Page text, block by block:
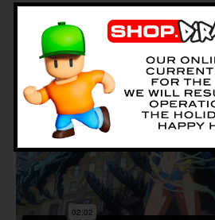
amet, consetetur sadipscing elitr
eirmod tempor invidunt ut
aliquyam